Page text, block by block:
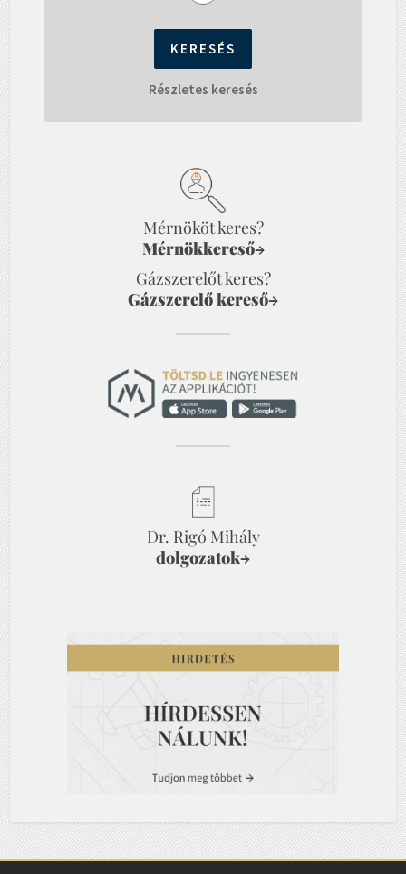
Részletes keresés
Mérnököt keres?
Mérnökkereső→
Gázszerelőt keres?
Gázszerelő kereső→
Dr. Rigó Mihály
dolgozatok→